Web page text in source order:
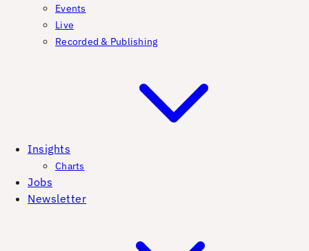
Events
Live
Recorded & Publishing
Insights
Charts
Jobs
Newsletter